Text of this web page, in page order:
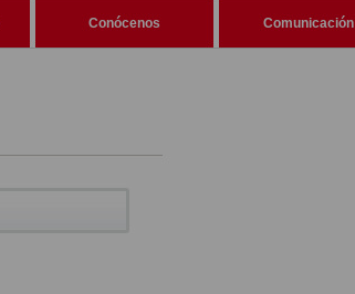
Conócenos Comunicación